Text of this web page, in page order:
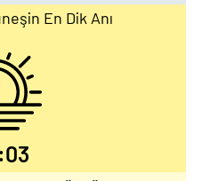
En Dik Anı